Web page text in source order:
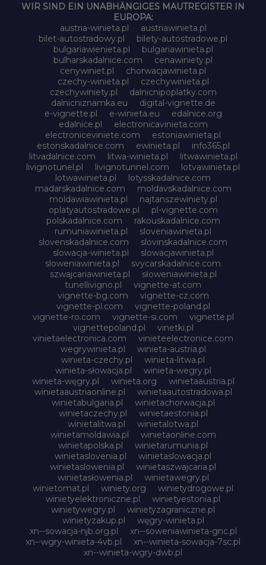
WIR SIND EIN UNABHÄNGIGES MAUTREGISTER IN
EUROPA:
austria-winieta.pl
austriawinieta.pl
bilet-autostradowy.pl
bilety-autostradowe.pl
bulgariawienieta.pl
bulgariawinieta.pl
bulharskadalnice.com
cenawiniety.pl
cenywiniet.pl
chorwacjawinieta.pl
czechy-winieta.pl
czechywinieta.pl
czechywiniety.pl
dalnicnipoplatky.com
dalnicniznamka.eu
digital-vignette.de
e-vignette.pl
e-winieta.eu
edalnice.org
edalnice.pl
electronicavinieta.com
electroniceviniete.com
estoniawinieta.pl
estonskadalnice.com
ewinieta.pl
info365.pl
litvadalnice.com
litwa-winieta.pl
litwawinieta.pl
livignotunel.pl
livignotunnel.com
lotvawinieta.pl
lotwawinieta.pl
lotysskadalnice.com
madarskadalnice.com
moldavskadalnice.com
moldawiawinieta.pl
najtanszewiniety.pl
oplatyautostradowe.pl
pl-vignette.com
polskadalnice.com
rakouskadalnice.com
rumuniawinieta.pl
sloveniawinieta.pl
slovenskadalnice.com
slovinskadalnice.com
slowacja-winieta.pl
slowacjawinieta.pl
sloweniawinieta.pl
svycarskadalnice.com
szwajcariawinieta.pl
słoweniawinieta.pl
tunellivigno.pl
vignette-at.com
vignette-bg.com
vignette-cz.com
vignette-pl.com
vignette-poland.pl
vignette-ro.com
vignette-si.com
vignette.pl
vignettepoland.pl
vinetki.pl
vinietaelectronica.com
vinieteelectronice.com
wegrywinieta.pl
winieta-austria.pl
winieta-czechy.pl
winieta-litwa.pl
winieta-słowacja.pl
winieta-wegry.pl
winieta-węgry.pl
winieta.org
winietaaustria.pl
winietaaustriaonline.pl
winietaautostradowa.pl
winietabulgaria.pl
winietachorwacja.pl
winietaczechy.pl
winietaestonia.pl
winietalitwa.pl
winietalotwa.pl
winietamoldawia.pl
winietaonline.com
winietapolska.pl
winietarumunia.pl
winietaslovenia.pl
winietaslowacja.pl
winietaslowenia.pl
winietaszwajcaria.pl
winietasłowenia.pl
winietawegry.pl
winietomat.pl
winiety.org
winietydrogowe.pl
winietyelektroniczne.pl
winietyestonia.pl
winietywegry.pl
winietyzagraniczne.pl
winietyzakup.pl
węgry-winieta.pl
xn--sowacja-njb.org.pl
xn--soweniawinieta-gnc.pl
xn--wgry-winieta-4vb.pl
xn--winieta-sowacja-7sc.pl
xn--winieta-wgry-dwb.pl